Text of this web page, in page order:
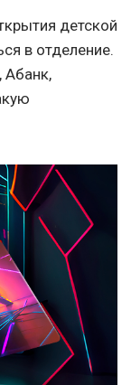
детской
в отделение.
Абанк,